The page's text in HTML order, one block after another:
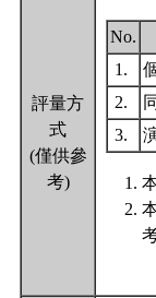
評量方
式
(僅供參
考)
No.
1.
2.
3.